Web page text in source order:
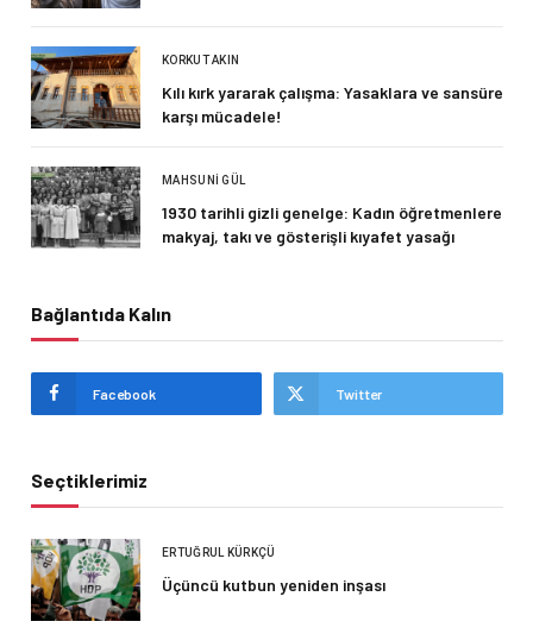
KORKUT AKIN
Kılı kırk yararak çalışma: Yasaklara ve sansüre
karşı mücadele!
MAHSUNI GÜL
1930 tarihli gizli genelge: Kadın öğretmenlere
makyaj, takı ve gösterişli kıyafet yasağı
Bağlantıda Kalın
Facebook Twitter
Seçtiklerimiz
ERTUĞRUL KÜRKÇÜ
Üçüncü kutbun yeniden inşası